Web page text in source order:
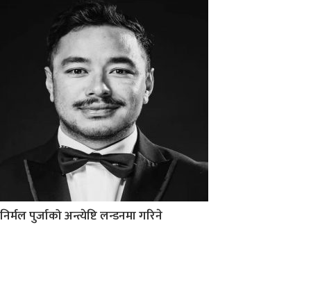
निर्मल पुर्जाको अन्त्येष्टि लन्डनमा गरिने